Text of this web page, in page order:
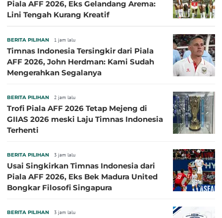
Piala AFF 2026, Eks Gelandang Arema:
Lini Tengah Kurang Kreatif
BERITA PILIHAN 1 jam lalu
Timnas Indonesia Tersingkir dari Piala
AFF 2026, John Herdman: Kami Sudah
Mengerahkan Segalanya
BERITA PILIHAN 2 jam lalu
Trofi Piala AFF 2026 Tetap Mejeng di
GIIAS 2026 meski Laju Timnas Indonesia
Terhenti
BERITA PILIHAN 3 jam lalu
Usai Singkirkan Timnas Indonesia dari
Piala AFF 2026, Eks Bek Madura United
Bongkar Filosofi Singapura
BERITA PILIHAN 3 jam lalu